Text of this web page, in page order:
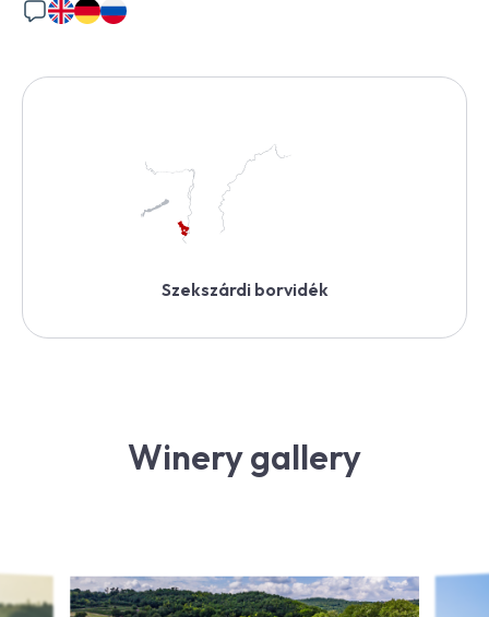
Szekszárdi borvidék
Winery gallery